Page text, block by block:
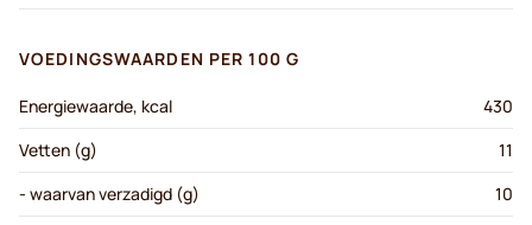
VOEDINGSWAARDEN PER 100 G
Energiewaarde, kcal
430
Vetten (g)
11
- waarvan verzadigd (g)
10